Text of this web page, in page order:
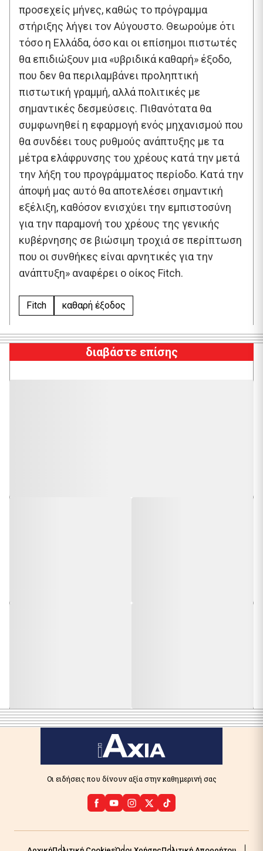
προσεχείς μήνες, καθώς το πρόγραμμα
στήριξης λήγει τον Αύγουστο. Θεωρούμε ότι
τόσο η Ελλάδα, όσο και οι επίσημοι πιστωτές
θα επιδιώξουν μια «υβριδικά καθαρή» έξοδο,
που δεν θα περιλαμβάνει προληπτική
πιστωτική γραμμή, αλλά πολιτικές με
σημαντικές δεσμεύσεις. Πιθανότατα θα
συμφωνηθεί η εφαρμογή ενός μηχανισμού που
θα συνδέει τους ρυθμούς ανάπτυξης με τα
μέτρα ελάφρυνσης του χρέους κατά την μετά
την λήξη του προγράμματος περίοδο. Κατά την
άποψή μας αυτό θα αποτελέσει σημαντική
εξέλιξη, καθόσον ενισχύει την εμπιστοσύνη
για την παραμονή του χρέους της γενικής
κυβέρνησης σε βιώσιμη τροχιά σε περίπτωση
που οι συνθήκες είναι αρνητικές για την
ανάπτυξη» αναφέρει ο οίκος Fitch.
Fitch καθαρή έξοδος
διαβάστε επίσης
Οι ειδήσεις που δίνουν αξία στην καθημερινή σας